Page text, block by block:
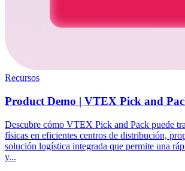
Recursos
Product Demo | VTEX Pick and
Descubre cómo VTEX Pick and Pack puede
físicas en eficientes centros de distribución,
solución logística integrada que permite una
y...